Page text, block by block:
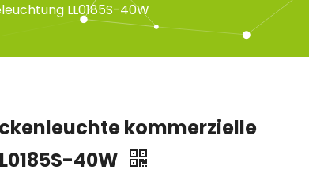
LL0185S-40W
kommerzielle
40W